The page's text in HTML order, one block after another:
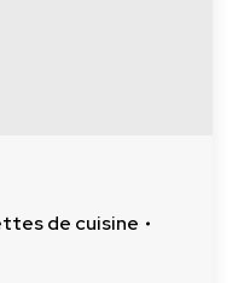
de cuisine